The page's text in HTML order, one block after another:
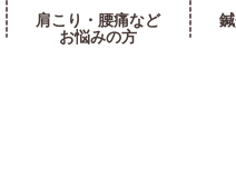
肩こり・腰痛など
お悩みの方